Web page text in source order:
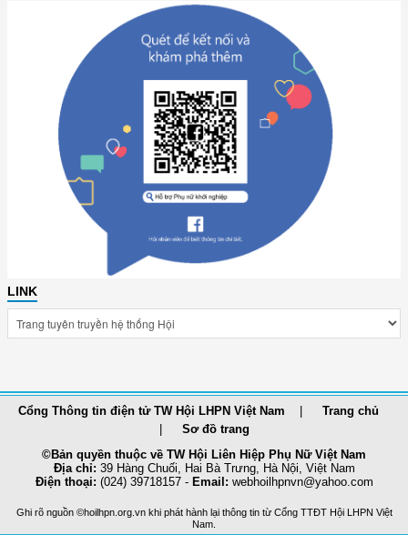
LINK
Cổng Thông tin điện tử TW Hội LHPN Việt Nam
Trang chủ
Sơ đồ trang
©Bản quyền thuộc về TW Hội Liên Hiệp Phụ Nữ Việt Nam
Địa chỉ: 39 Hàng Chuối, Hai Bà Trưng, Hà Nội, Việt Nam
Điện thoại: (024) 39718157 - Email: webhoilhpnvn@yahoo.com
Ghi rõ nguồn ©hoilhpn.org.vn khi phát hành lại thông tin từ Cổng TTÐT Hội LHPN Việt
Nam.